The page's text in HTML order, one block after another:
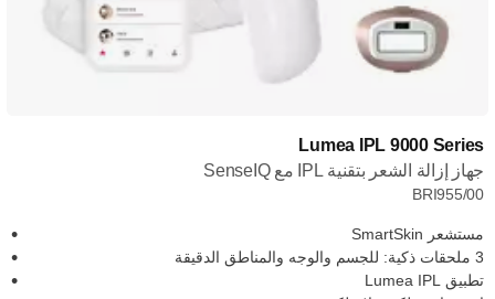
Lumea IPL 9000 Series
جهاز إزالة الشعر بتقنية IPL مع SenseIQ
BRI955/00
مستشعر SmartSkin
3 ملحقات ذكية: للجسم والوجه والمناطق الدقيقة
تطبيق Lumea IPL